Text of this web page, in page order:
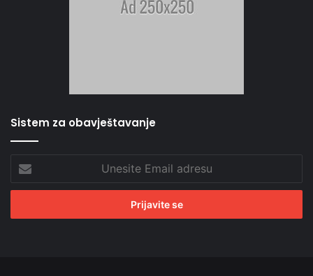
Sistem za obavještavanje
Email
adresu